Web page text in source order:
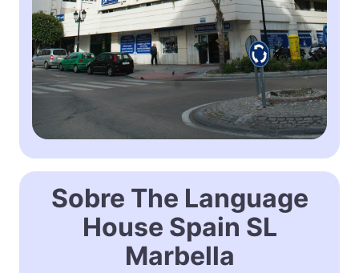
Sobre The Language
House Spain SL
Marbella